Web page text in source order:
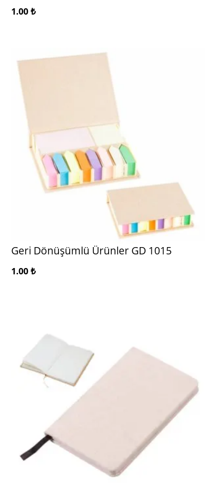
1.00 ₺
Geri Dönüşümlü Ürünler GD 1015
1.00 ₺